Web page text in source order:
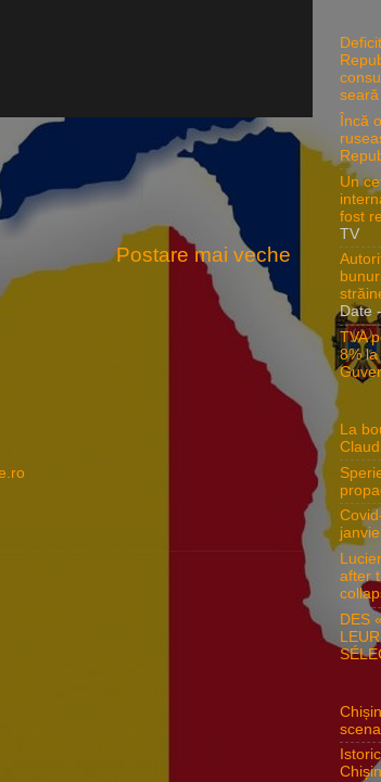
Postare mai veche
seară
Încă
Un
fost
TV
Date
TVA
8%
La
after
DES